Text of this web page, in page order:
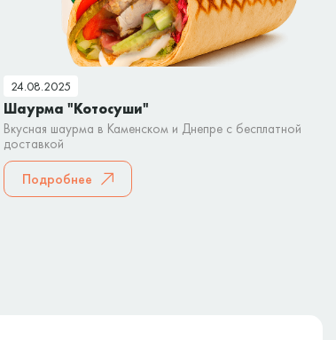
24.08.2025
Шаурма "Котосуши"
Вкусная шаурма в Каменском и Днепре с бесплатной
доставкой
Подробнее